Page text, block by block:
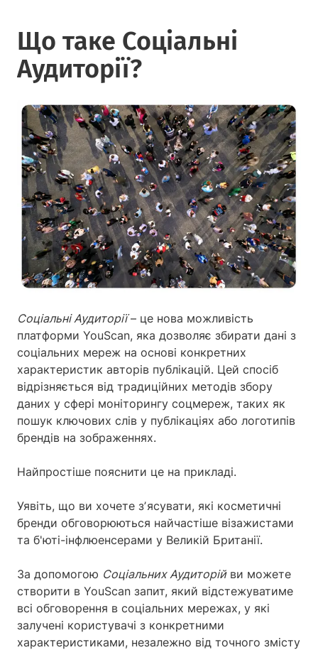
Що таке Соціальні
Аудиторії?
Соціальні Аудиторії– це нова можливість
платформи YouScan, яка дозволяє збирати дані з
соціальних мереж на основі конкретних
характеристик авторів публікацій. Цей спосіб
відрізняється від традиційних методів збору
даних у сфері моніторингу соцмереж, таких як
пошук ключових слів у публікаціях або логотипів
брендів на зображеннях.
Найпростіше пояснити це на прикладі.
Уявіть, що ви хочете зʼясувати, які косметичні
бренди обговорюються найчастіше візажистами
та б'юті-інфлюенсерами у Великій Британії.
За допомогою Соціальних Аудиторійви можете
створити в YouScan запит, який відстежуватиме
всі обговорення в соціальних мережах, у які
залучені користувачі з конкретними
характеристиками, незалежно від точного змісту